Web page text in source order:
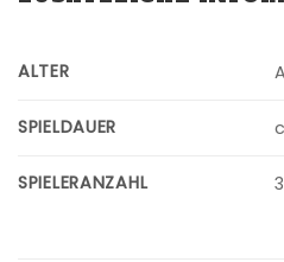
ALTER
SPIELDAUER
SPIELERANZAHL